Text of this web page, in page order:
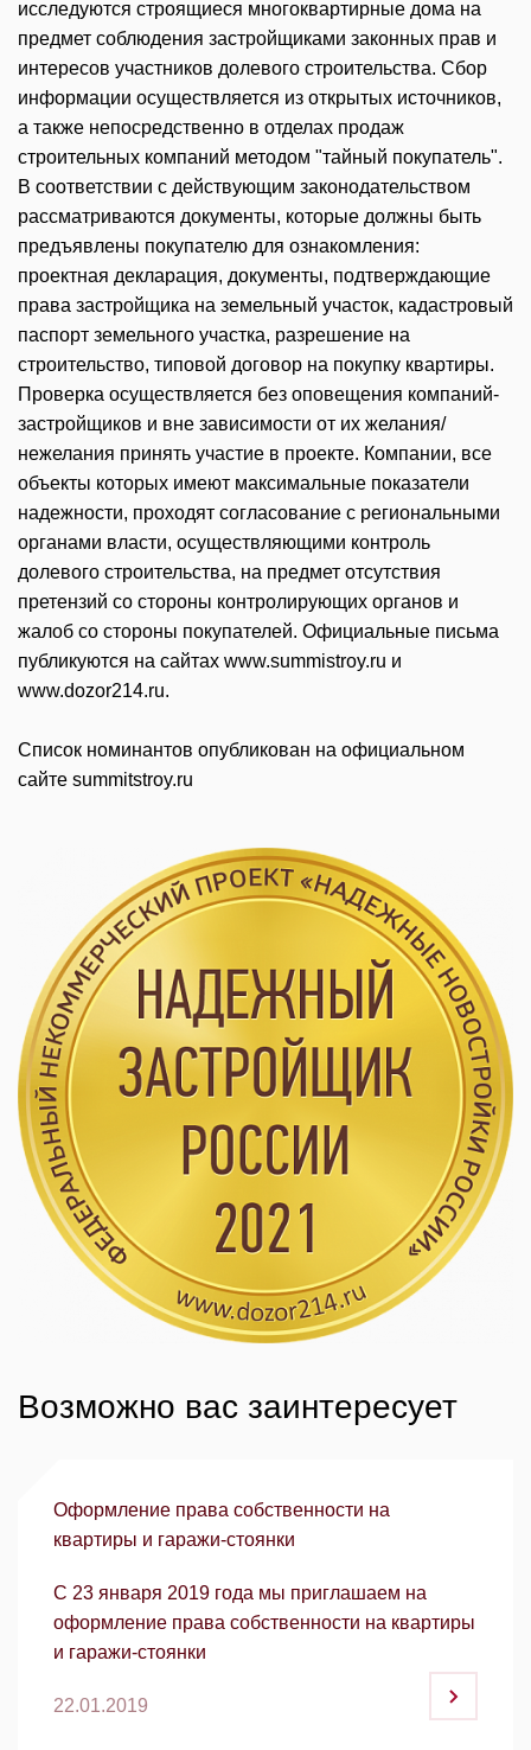
исследуются строящиеся многоквартирные дома на
предмет соблюдения застройщиками законных прав и
интересов участников долевого строительства. Сбор
информации осуществляется из открытых источников,
а также непосредственно в отделах продаж
строительных компаний методом "тайный покупатель".
В соответствии с действующим законодательством
рассматриваются документы, которые должны быть
предъявлены покупателю для ознакомления:
проектная декларация, документы, подтверждающие
права застройщика на земельный участок, кадастровый
паспорт земельного участка, разрешение на
строительство, типовой договор на покупку квартиры.
Проверка осуществляется без оповещения компаний-
застройщиков и вне зависимости от их желания/
нежелания принять участие в проекте. Компании, все
объекты которых имеют максимальные показатели
надежности, проходят согласование с региональными
органами власти, осуществляющими контроль
долевого строительства, на предмет отсутствия
претензий со стороны контролирующих органов и
жалоб со стороны покупателей. Официальные письма
публикуются на сайтах www.summistroy.ru и
www.dozor214.ru.
Список номинантов опубликован на официальном
сайте summitstroy.ru
Возможно вас заинтересует
Оформление права собственности на
квартиры и гаражи-стоянки
С 23 января 2019 года мы приглашаем на
оформление права собственности на квартиры
и гаражи-стоянки
22.01.2019